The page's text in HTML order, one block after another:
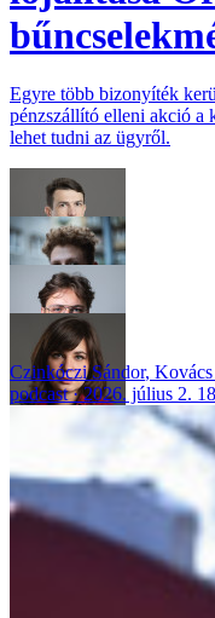
Egyre több bizonyíték
pénzszállító elleni akció a
lehet tudni az ügyről.
Czinkóczi Sándor,
podcast
2026. július 2.